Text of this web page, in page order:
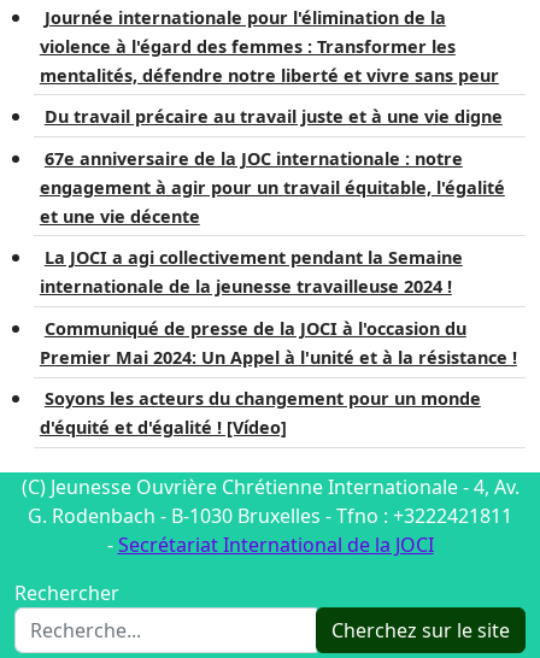
Journée internationale pour l'élimination de la
violence à l'égard des femmes : Transformer les
mentalités, défendre notre liberté et vivre sans peur
Du travail précaire au travail juste et à une vie digne
67e anniversaire de la JOC internationale : notre
engagement à agir pour un travail équitable, l'égalité
et une vie décente
La JOCI a agi collectivement pendant la Semaine
internationale de la jeunesse travailleuse 2024 !
Communiqué de presse de la JOCI à l'occasion du
Premier Mai 2024: Un Appel à l'unité et à la résistance !
Soyons les acteurs du changement pour un monde
d'équité et d'égalité ! [Vídeo]
(C) Jeunesse Ouvrière Chrétienne Internationale - 4, Av.
G. Rodenbach - B-1030 Bruxelles - Tfno : +3222421811
-Secrétariat International de la JOCI
Rechercher
Cherchez sur le site